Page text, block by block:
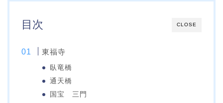
CLOSE
目次
東福寺
臥竜橋
通天橋
国宝 三門